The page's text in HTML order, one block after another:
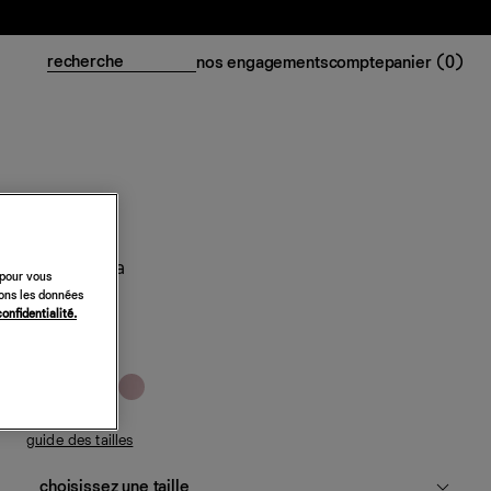
nos engagementscomptepanier (0)
T-shirt Lissa
58 €
guide des tailles
vous
les données